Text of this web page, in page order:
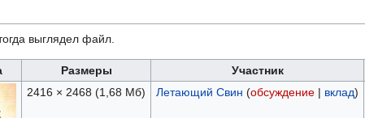
выглядел файл.
Размеры Участник
2416 × 2468 (1,68 Мб) Летающий Свин (обсуждение| вклад)